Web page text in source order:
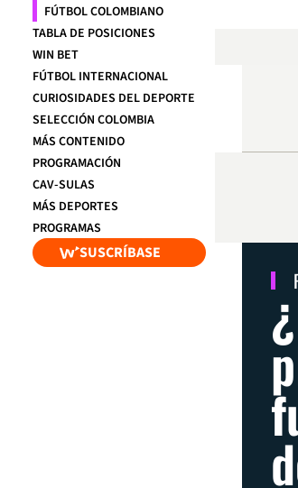
FÚTBOL COLOMBIANO
TABLA DE POSICIONES
WIN BET
FÚTBOL INTERNACIONAL
CURIOSIDADES DEL DEPORTE
SELECCIÓN COLOMBIA
MÁS CONTENIDO
PROGRAMACIÓN
CAV-SULAS
MÁS DEPORTES
PROGRAMAS
SUSCRÍBASE